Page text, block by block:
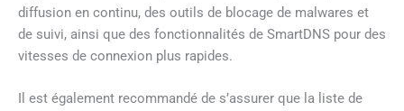
diffusion en continu, des outils de blocage de malwares et
de suivi, ainsi que des fonctionnalités de SmartDNS pour des
vitesses de connexion plus rapides.
Il est également recommandé de s’assurer que la liste de